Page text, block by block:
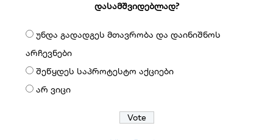
დასამშვიდებლად?
უნდა გადადგეს მთავრობა და დაინიშნოს
არჩევნები
შეწყდეს საპროტესტო აქციები
არ ვიცი